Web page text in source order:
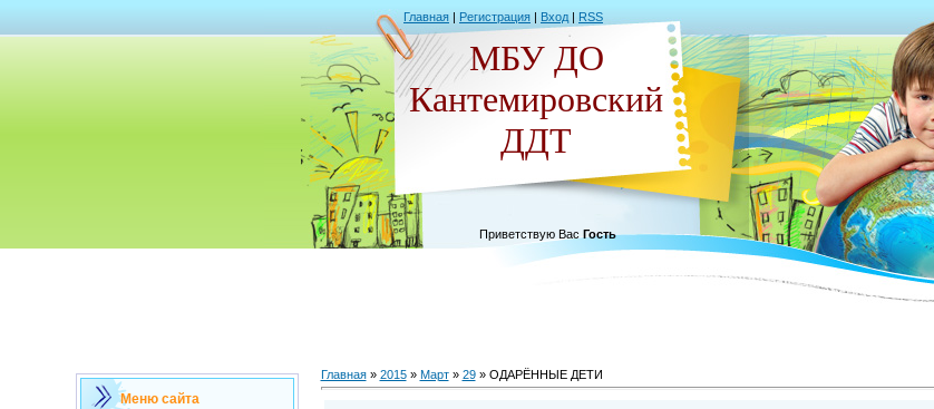
Главная | Регистрация | Вход | RSS
МБУ ДО
Кантемировский
ДДТ
Приветствую Вас Гость
Меню сайта
Главная» 2015 » Март » 29» ОДАРЁННЫЕ ДЕТИ